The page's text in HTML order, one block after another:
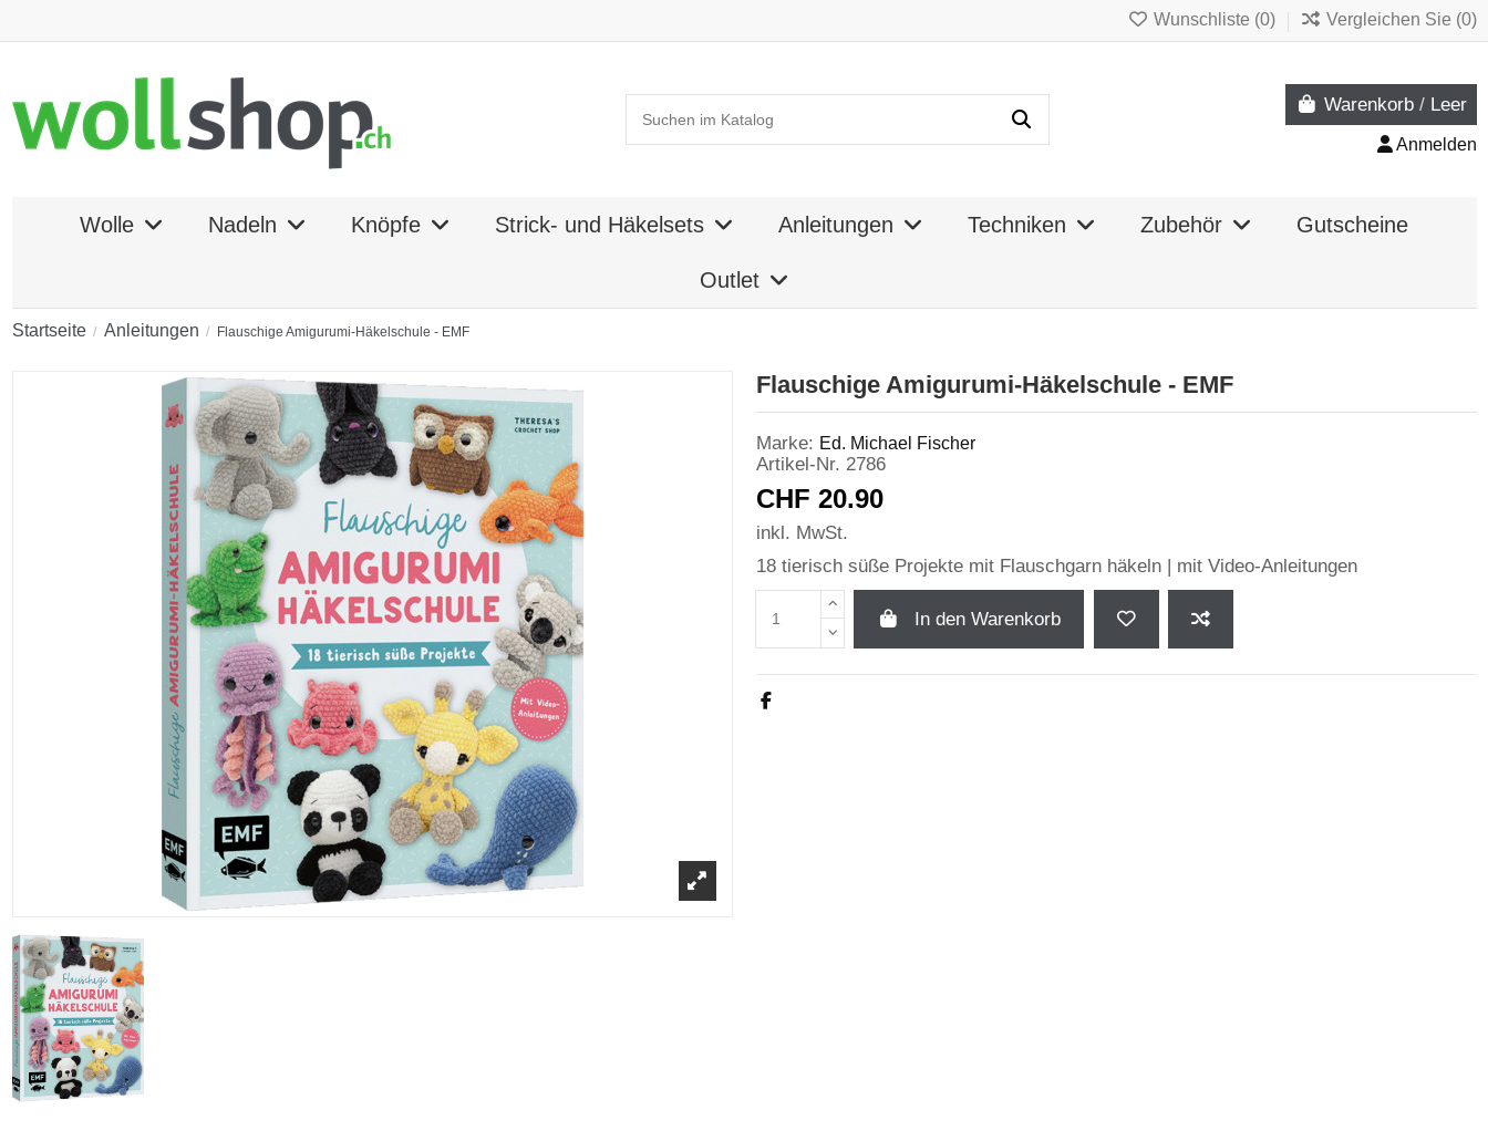
Wunschliste (0) Vergleichen Sie (0)
Warenkorb / Leer
Anmelden
Wolle Nadeln Knöpfe Strick- und Häkelsets Anleitungen Techniken Zubehör Gutscheine
Outlet
Startseite Anleitungen Flauschige Amigurumi-Häkelschule - EMF
Flauschige Amigurumi-Häkelschule - EMF
Marke: Ed. Michael Fischer
Artikel-Nr. 2786
CHF 20.90
inkl. MwSt.
18 tierisch süße Projekte mit Flauschgarn häkeln | mit Video-Anleitungen
In den Warenkorb